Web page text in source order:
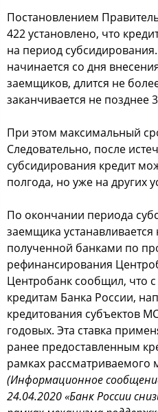
Постановлением
422 установлено, что
на период
начинается со дня
заемщиков, длится не
заканчивается не позднее
При этом максимальный
Следовательно, после
субсидирования кредит
полгода, но уже на других
По окончании периода
заемщика
полученной банками по
рефинансирования
Центробанк сообщил, что с
кредитам Банка России,
кредитования субъектов
годовых. Эта ставка
ранее предоставленным
рамках рассматриваемого
(Информационное
24.04.2020 «Банк России